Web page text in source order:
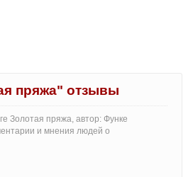
пряжа" отзывы
Золотая пряжа, автор: Функе
и мнения людей о